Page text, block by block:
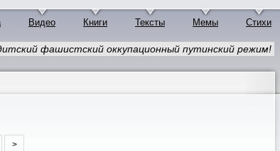
Видео Книги Тексты Мемы Стихи
фашистский оккупационный путинский режим!
>